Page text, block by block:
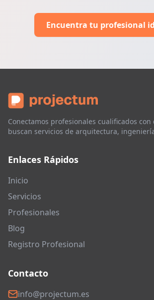
Encuentra tu profesional
Conectamos profesionales cualificados con
buscan servicios de arquitectura,
Enlaces Rápidos
Inicio
Servicios
Profesionales
Blog
Registro Profesional
Contacto
info@projectum.es